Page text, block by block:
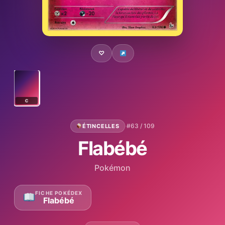
♡
C
ÉTINCELLES ·#63 / 109
Flabébé
Pokémon
FICHE POKÉDEX
Flabébé